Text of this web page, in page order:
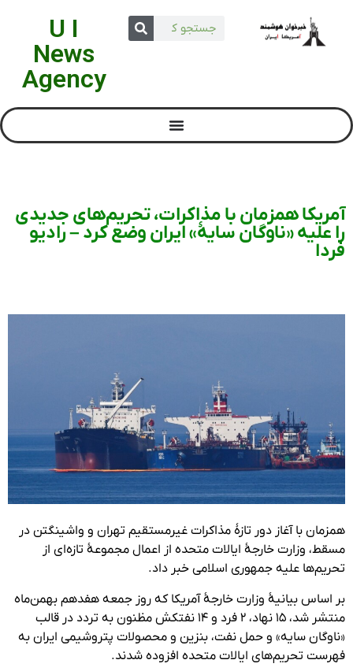
U I
News
Agency
آمریکا همزمان با مذاکرات، تحریم‌های جدیدی
را علیه «ناوگان سایۀ» ایران وضع کرد – رادیو
فردا
همزمان با آغاز دور تازۀ مذاکرات غیرمستقیم تهران و واشینگتن در
مسقط، وزارت خارجۀ ایالات متحده از اعمال مجموعۀ تازه‌ای از
تحریم‌ها علیه جمهوری اسلامی خبر داد.
بر اساس بیانیۀ وزارت خارجۀ آمریکا که روز جمعه هفدهم بهمن‌ماه
منتشر شد، ۱۵ نهاد، ۲ فرد و ۱۴ نفتکش مظنون به تردد در قالب
«ناوگان سایه» و حمل نفت، بنزین و محصولات پتروشیمی ایران به
فهرست تحریم‌های ایالات متحده افزوده شدند.